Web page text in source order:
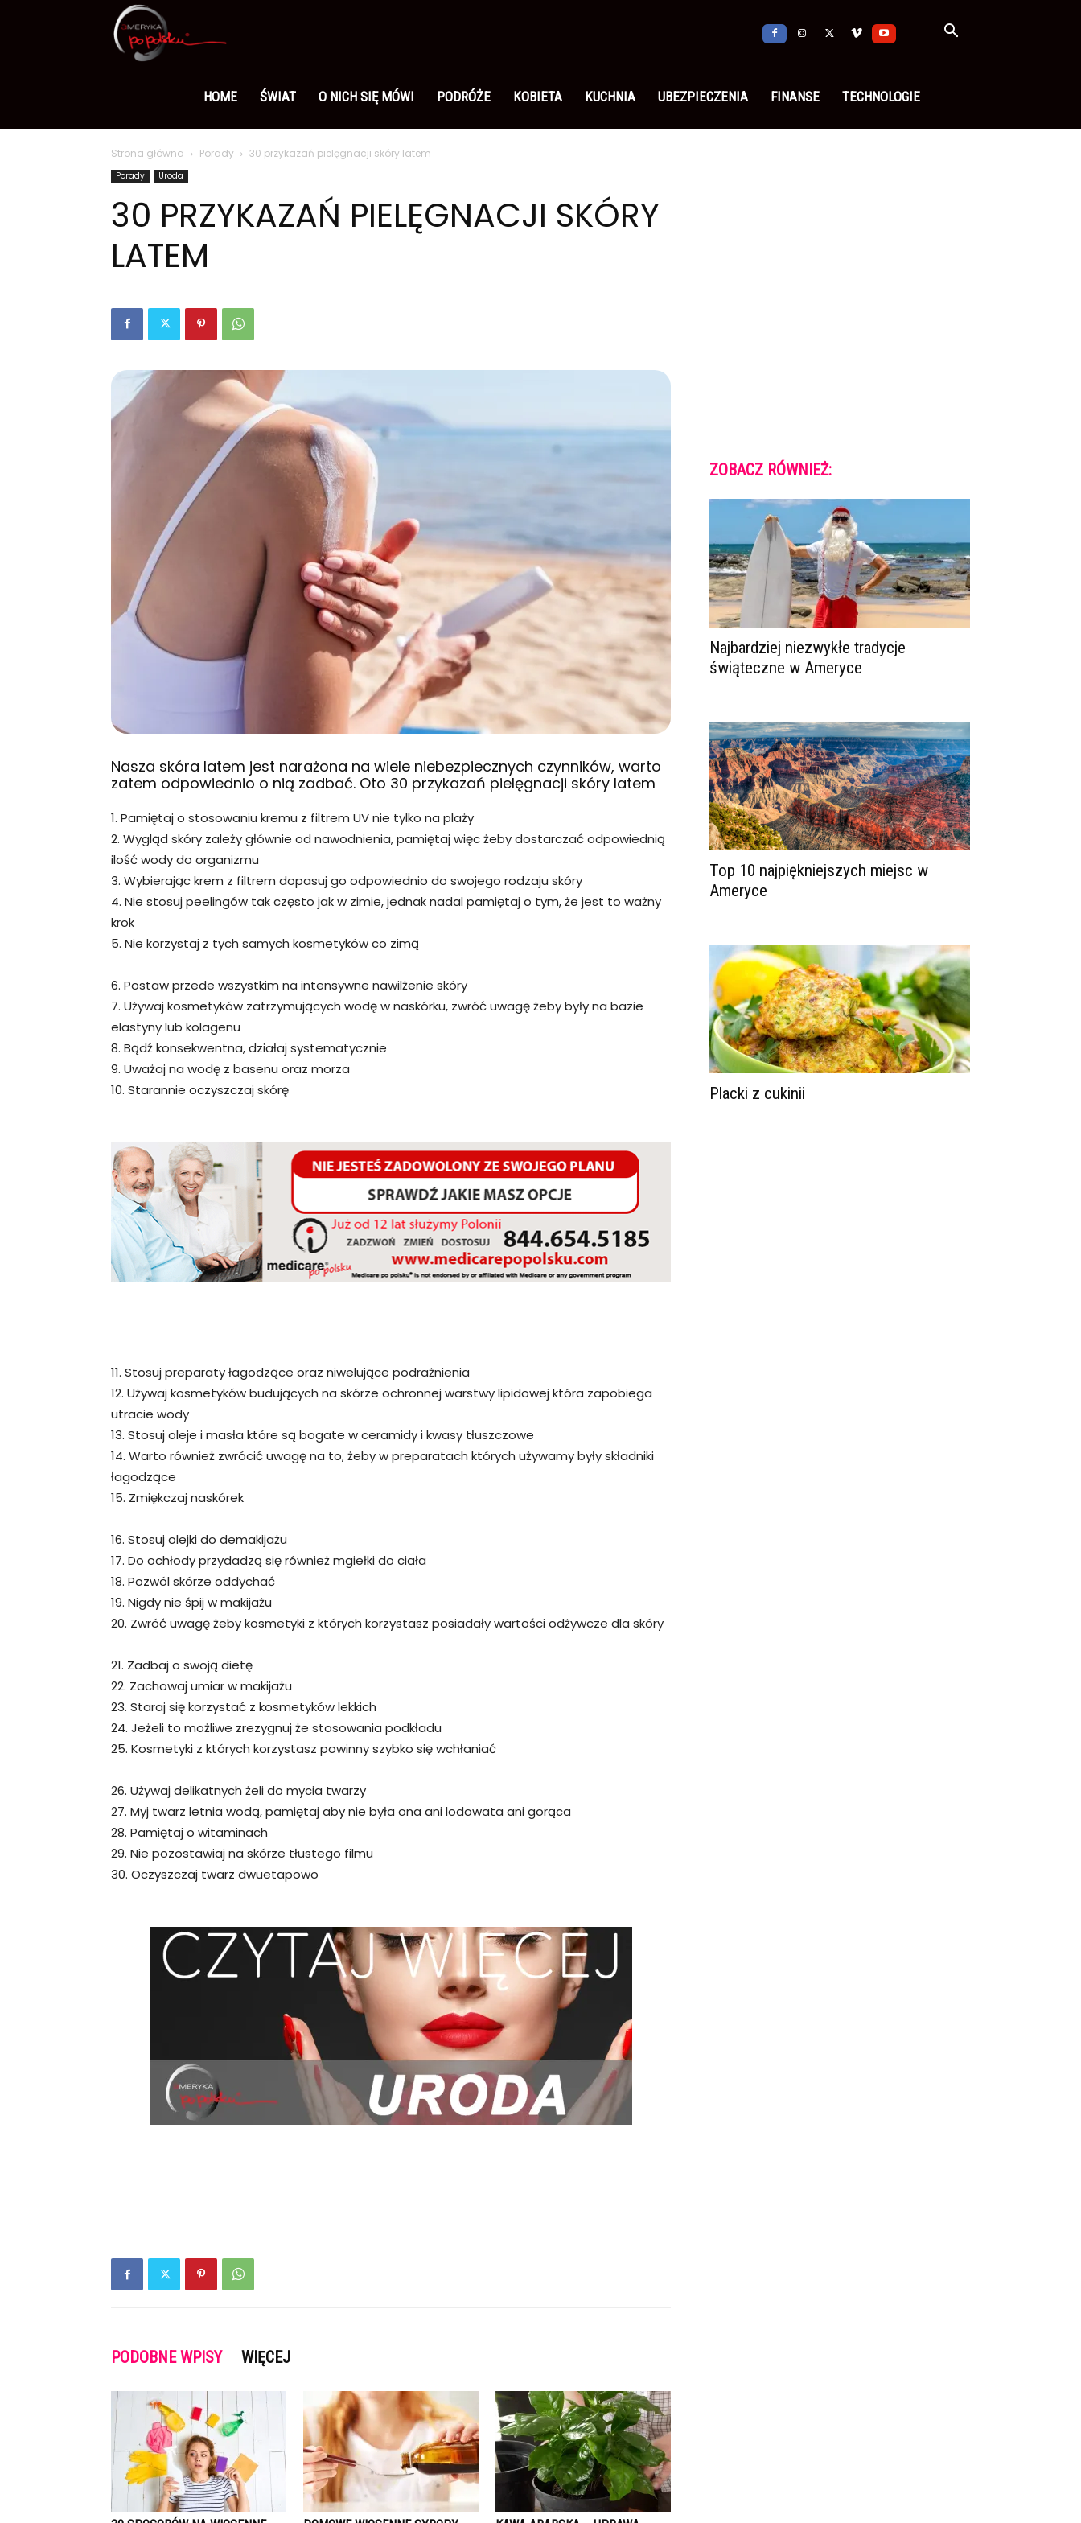
po
polsku
HOME ŚWIAT O NICH SIĘ MÓWI PODRÓŻE KOBIETA KUCHNIA UBEZPIECZENIA FINANSE TECHNOLOGIE
Strona główna Porady 30 przykazań pielęgnacji skóry latem
Porady Uroda
30 PRZYKAZAŃ PIELĘGNACJI SKÓRY
LATEM
Nasza skóra latem jest narażona na wiele niebezpiecznych czynników, warto
zatem odpowiednio o nią zadbać. Oto 30 przykazań pielęgnacji skóry latem
1. Pamiętaj o stosowaniu kremu z filtrem UV nie tylko na plaży
2. Wygląd skóry zależy głównie od nawodnienia, pamiętaj więc żeby dostarczać odpowiednią
ilość wody do organizmu
3. Wybierając krem z filtrem dopasuj go odpowiednio do swojego rodzaju skóry
4. Nie stosuj peelingów tak często jak w zimie, jednak nadal pamiętaj o tym, że jest to ważny
krok
5. Nie korzystaj z tych samych kosmetyków co zimą
6. Postaw przede wszystkim na intensywne nawilżenie skóry
7. Używaj kosmetyków zatrzymujących wodę w naskórku, zwróć uwagę żeby były na bazie
elastyny lub kolagenu
8. Bądź konsekwentna, działaj systematycznie
9. Uważaj na wodę z basenu oraz morza
10. Starannie oczyszczaj skórę
11. Stosuj preparaty łagodzące oraz niwelujące podrażnienia
12. Używaj kosmetyków budujących na skórze ochronnej warstwy lipidowej która zapobiega
utracie wody
13. Stosuj oleje i masła które są bogate w ceramidy i kwasy tłuszczowe
14. Warto również zwrócić uwagę na to, żeby w preparatach których używamy były składniki
łagodzące
15. Zmiękczaj naskórek
16. Stosuj olejki do demakijażu
17. Do ochłody przydadzą się również mgiełki do ciała
18. Pozwól skórze oddychać
19. Nigdy nie śpij w makijażu
20. Zwróć uwagę żeby kosmetyki z których korzystasz posiadały wartości odżywcze dla skóry
21. Zadbaj o swoją dietę
22. Zachowaj umiar w makijażu
23. Staraj się korzystać z kosmetyków lekkich
24. Jeżeli to możliwe zrezygnuj że stosowania podkładu
25. Kosmetyki z których korzystasz powinny szybko się wchłaniać
26. Używaj delikatnych żeli do mycia twarzy
27. Myj twarz letnia wodą, pamiętaj aby nie była ona ani lodowata ani gorąca
28. Pamiętaj o witaminach
29. Nie pozostawiaj na skórze tłustego filmu
30. Oczyszczaj twarz dwuetapowo
PODOBNE WPISY WIĘCEJ
ZOBACZ RÓWNIEŻ:
Najbardziej niezwykłe tradycje
świąteczne w Ameryce
Top 10 najpiękniejszych miejsc w
Ameryce
Placki z cukinii